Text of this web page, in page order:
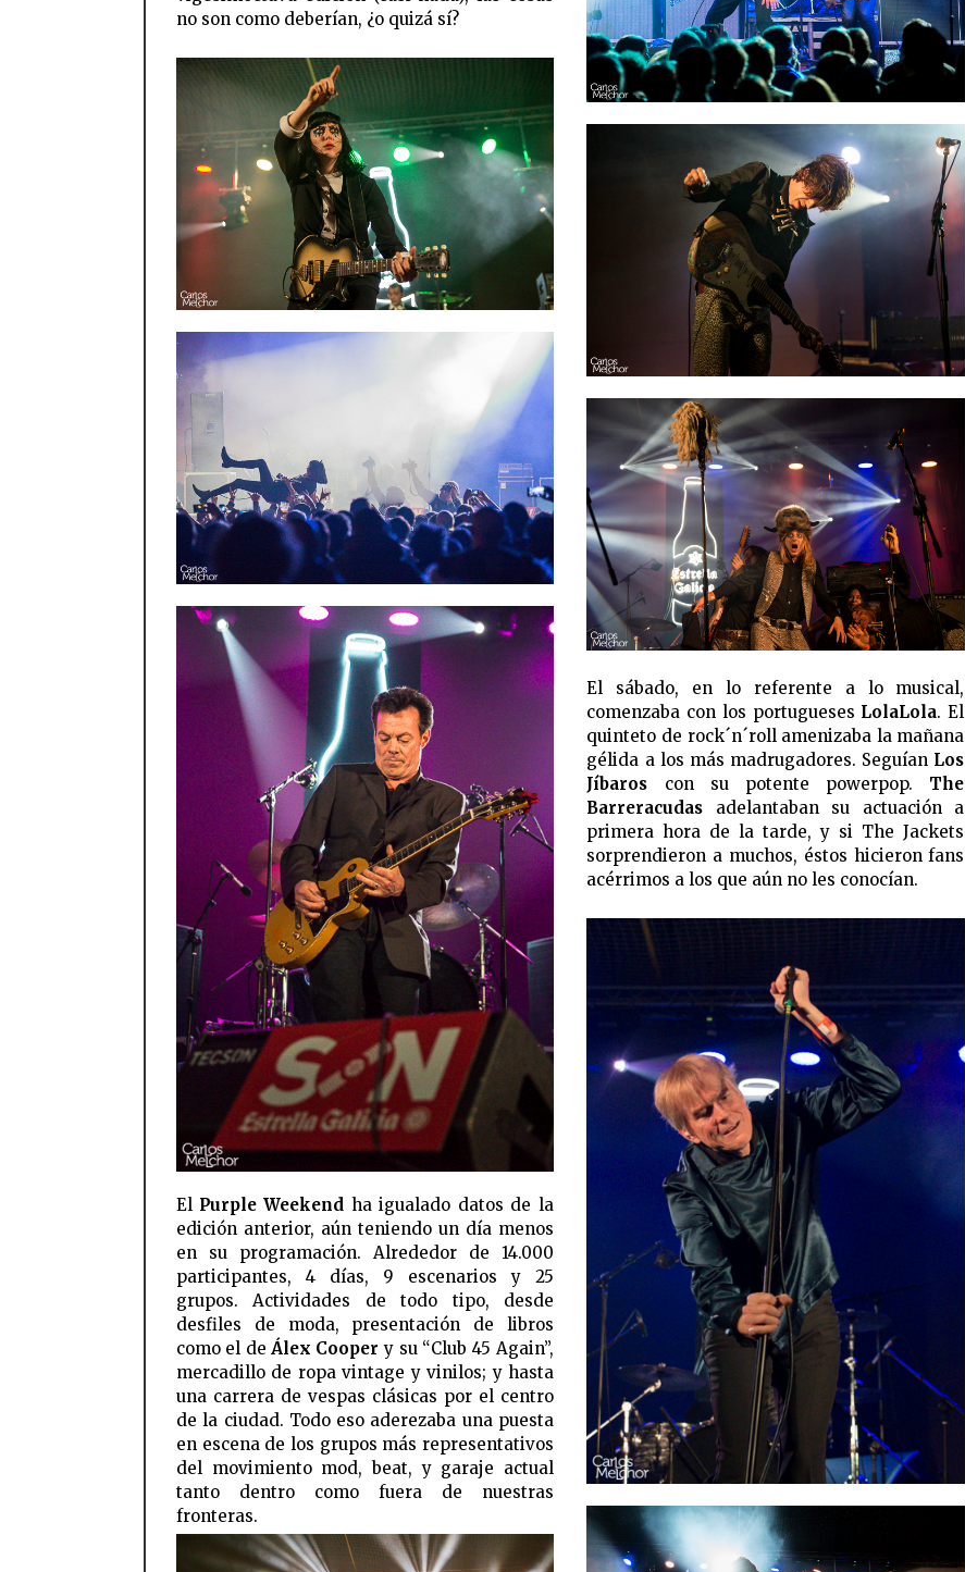
no son como deberían, ¿o quizá sí?
El Purple Weekend ha igualado datos de la
edición anterior, aún teniendo un día menos
en su programación. Alrededor de 14.000
participantes, 4 días, 9 escenarios y 25
grupos. Actividades de todo tipo, desde
desfiles de moda, presentación de libros
como el de Álex Cooper y su “Club 45 Again”,
mercadillo de ropa vintage y vinilos; y hasta
una carrera de vespas clásicas por el centro
de la ciudad. Todo eso aderezaba una puesta
en escena de los grupos más representativos
del movimiento mod, beat, y garaje actual
tanto dentro como fuera de nuestras
fronteras.
El sábado, en lo referente a lo musical,
comenzaba con los portugueses LolaLola. El
quinteto de rock´n´roll amenizaba la mañana
gélida a los más madrugadores. Seguían Los
Jíbaros con su potente powerpop. The
Barreracudas adelantaban su actuación a
primera hora de la tarde, y si The Jackets
sorprendieron a muchos, éstos hicieron fans
acérrimos a los que aún no les conocían.